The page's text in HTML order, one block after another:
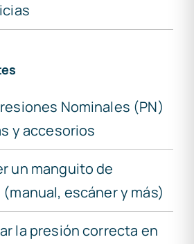
Nominales (PN)
y accesorios
un manguito de
escáner y más)
la presión correcta en